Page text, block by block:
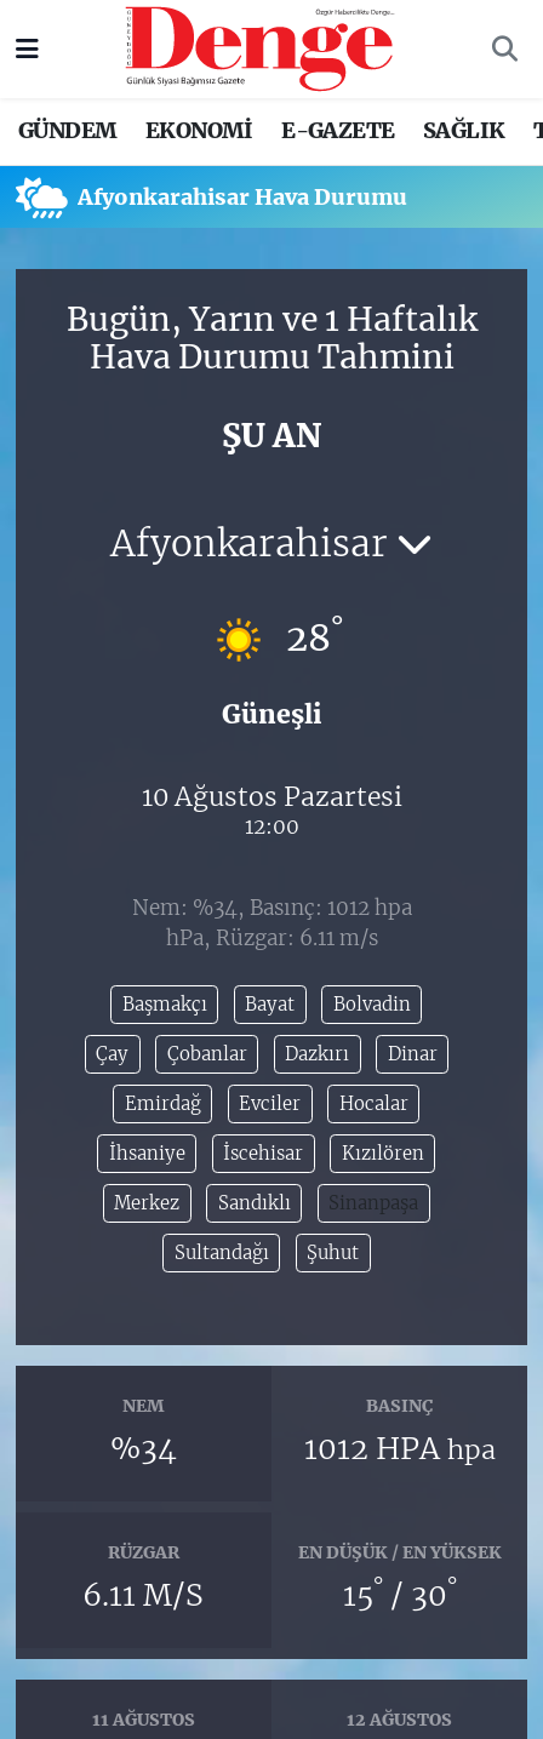
GÜNDEM EKONOMİ E-GAZETE SAĞLIK
Afyonkarahisar Hava Durumu
Bugün, Yarın ve 1 Haftalık
Hava Durumu Tahmini
ŞU AN
Afyonkarahisar
28°
Güneşli
10 Ağustos Pazartesi
12:00
Nem: %34, Basınç: 1012 hpa
hPa, Rüzgar: 6.11 m/s
Başmakçı Bayat Bolvadin
Çay Çobanlar Dazkırı Dinar
Emirdağ Evciler Hocalar
İhsaniye İscehisar Kızılören
Merkez Sandıklı Sinanpaşa
Sultandağı Şuhut
NEM
%34
BASINÇ
1012 HPAhpa
RÜZGAR
6.11 M/S
EN DÜŞÜK / EN YÜKSEK
15° / 30°
11 AĞUSTOS 12 AĞUSTOS
Nöbetçi Eczaneler
Trafik Durumu
Süper Lig Puan Durumu ve Fikstür
Tüm Manşetler